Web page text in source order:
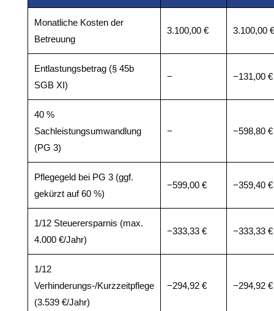
Monatliche Kosten der
Betreuung
3.100,00 € 3.100,00 €
Entlastungsbetrag (§ 45b
SGB XI)
− −131,00 €
40 %
Sachleistungsumwandlung
(PG 3)
− −598,80 €
Pflegegeld bei PG 3 (ggf.
gekürzt auf 60 %)
−599,00 € −359,40 €
1/12 Steuerersparnis (max.
4.000 €/Jahr)
−333,33 € −333,33 €
1/12
Verhinderungs-/Kurzzeitpflege
(3.539 €/Jahr)
−294,92 € −294,92 €